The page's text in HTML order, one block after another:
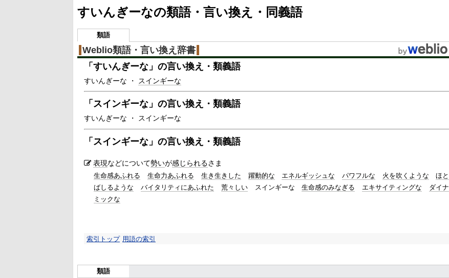
すいんぎーなの類語・言い換え・同義語
類語
Weblio類語・言い換え辞書
「 すいんぎーな 」の言い換え・類義語
すいんぎーな ・ スインギーな
「 スインギーな 」の言い換え・類義語
すいんぎーな ・ スインギーな
「 スインギーな 」の言い換え・類義語
表現などについて勢いが感じられるさま
生命感あふれる 生命力あふれる 生き生きした 躍動的な エネルギッシュな パワフルな 火を吹くような
ほと
ばしるような
バイタリティにあふれた 荒々しい スインギーな 生命感のみなぎる エキサイティングな
ダイナ
ミックな
索引トップ 用語の索引
類語